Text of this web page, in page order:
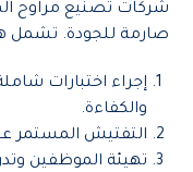
شركات تصنيع مراوح
صارمة للجودة. تشمل
إجراء اختبارات
والكفاءة.
التفتيش المستمر
تهيئة الموظفين